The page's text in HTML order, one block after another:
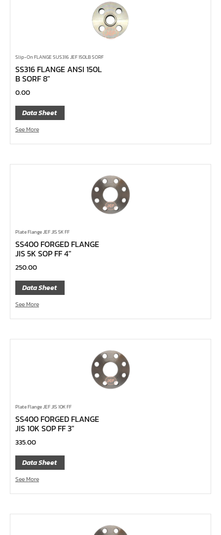
หน้าแปลนเหล็กเกลียวใน JEF PN40
หน้าแปลนเหล็กเกลียวใน JEF PN16
หน้าแปลนเหล็กเกลียวใน JEF 10K TR
หน้าแปลนเหล็กเกลียวใน JEF 150P
หน้าแปลนเหล็กสวมเชื่อม JEF SWRF 150P
หน้าแปลนเหล็กคอสูง JEF WNRF 300P
หน้าแปลนเหล็กคอสูง JEF WNRF PN40
หน้าแปลนเหล็กคอสูง JEF WNRF PN16
หน้าแปลนเหล็กคอสูง JEF WNRF 150P
หน้าแปลนเหล็กบอด JEF 150P RF ชุบกัลวาไนซ์
หน้าแปลนเชื่อมเหล็กบอด JEF 150P RF
หน้าแปลนเชื่อมเหล็ก JEF 150P RF ชุบกัลวาไนซ์
หน้าแปลนเชื่อมเหล็ก JEF PN16 RF
หน้าแปลนเชื่อมเหล็ก JEF 300P RF
ประแจตะขอ
คีมตัดสายเคเบิ้ล
คีมย้ำสายไฟ
คีมล๊อค
คีมหนีบ-ถ่างแหวน
คีมปากแหลม
บ๊อกซ์เดือยโผล่ Z-Series หกเหลี่ยม,ท๊อกซ์ ขนาด 1/4",
3/8", 1/2"
ด้ามฟรี, ด้ามบ๊อกซ์ Z-Series ขนาด 1/4", 3/8", 1/2"
ลูกบ๊อกซ์ สั้น, ยาว Koken Z-Series ขนาด 1/4", 3/8", 1/2"
ข้อต่อ Z-Series ขนาด 1/4", 3/8", 1/2"
ซ็อกเก็ต Z-Series
ลูกบ๊อกซ์ การบิน
ไขควงตอก
Slip-On FLANGE SUS316 JEF 150LB SORF
SS316 FLANGE ANSI 150L
B SORF 8″
0.00
Data Sheet
See More
Plate Flange JEF JIS 5K FF
SS400 FORGED FLANGE
JIS 5K SOP FF 4″
250.00
Data Sheet
See More
Plate Flange JEF JIS 10K FF
SS400 FORGED FLANGE
JIS 10K SOP FF 3″
335.00
Data Sheet
See More